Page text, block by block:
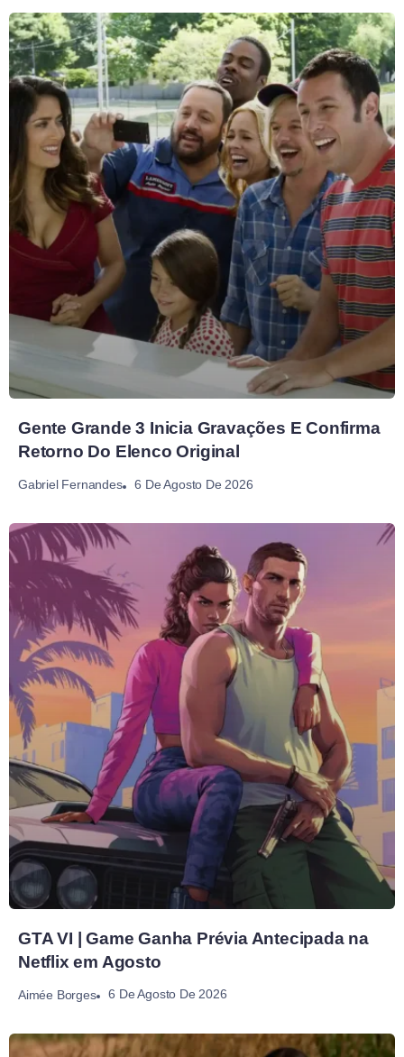
Gente Grande 3 Inicia Gravações E Confirma
Retorno Do Elenco Original
Gabriel Fernandes 6 De Agosto De 2026
GTA VI | Game Ganha Prévia Antecipada na
Netflix em Agosto
Aimée Borges 6 De Agosto De 2026